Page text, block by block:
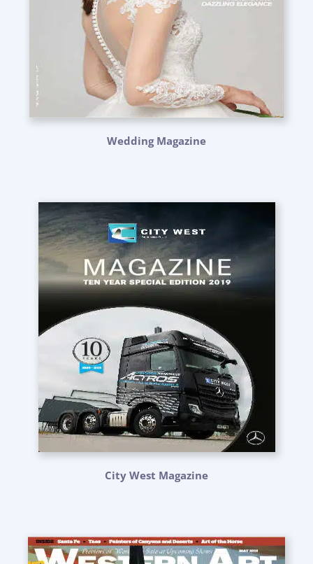
Wedding Magazine
City West Magazine